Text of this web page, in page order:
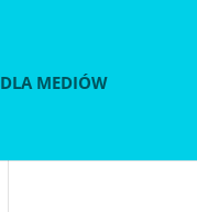
DLA MEDIÓW